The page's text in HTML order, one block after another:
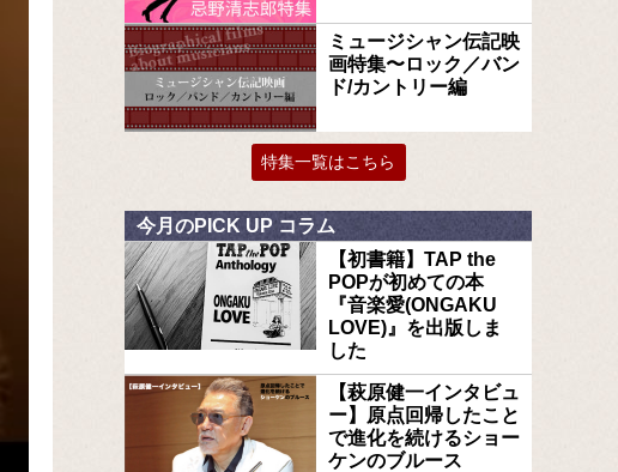
ミュージシャン伝記映
画特集〜ロック／バン
ド/カントリー編
特集一覧はこちら
今月のPICK UP コラム
【初書籍】TAP the
POPが初めての本
『音楽愛(ONGAKU
LOVE)』を出版しま
した
【萩原健一インタビュ
ー】原点回帰したこと
で進化を続けるショー
ケンのブルース